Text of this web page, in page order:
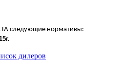
следующие нормативы:
г.
дилеров